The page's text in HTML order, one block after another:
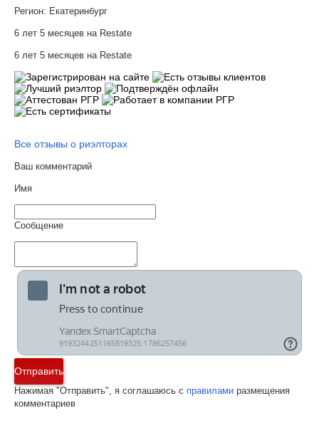
Регион: Екатеринбург
6 лет 5 месяцев на Restate
6 лет 5 месяцев на Restate
Все отзывы о риэлторах
Ваш комментарий
Имя
Сообщение
Отправить
Нажимая "Отправить", я соглашаюсь с правилами размещения
комментариев